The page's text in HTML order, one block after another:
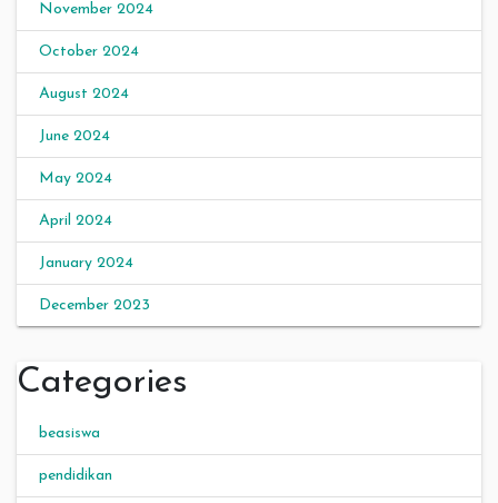
November 2024
October 2024
August 2024
June 2024
May 2024
April 2024
January 2024
December 2023
Categories
beasiswa
pendidikan